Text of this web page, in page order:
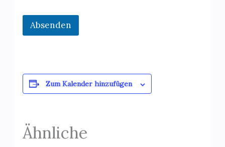
Absenden
Zum Kalender hinzufügen
Ähnliche